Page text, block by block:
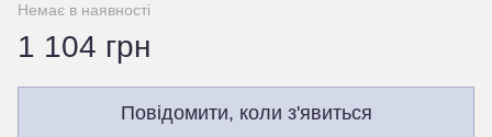
Немає в наявності
1 104 грн
Повідомити, коли з'явиться